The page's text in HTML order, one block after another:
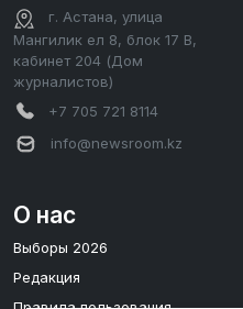
г. Астана, улица
Мангилик ел 8, блок 17 В,
кабинет 204 (Дом
журналистов)
+7 705 721 8114
info@newsroom.kz
О нас
Выборы 2026
Редакция